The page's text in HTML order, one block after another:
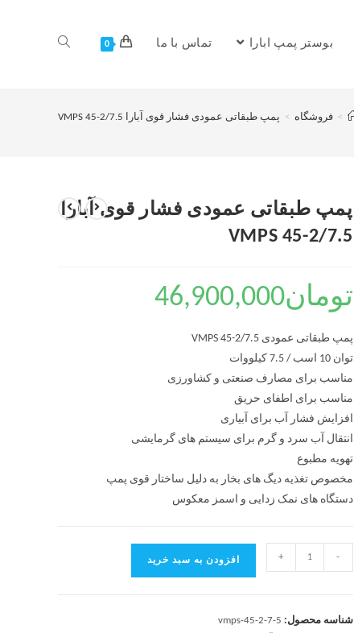
بوستر پمپ ابارا تماس با ما 0
> فروشگاه > پمپ طبقاتی عمودی فشار قوی آبارا VMPS 45-2/7.5
پمپ طبقاتی عمودی فشار قوی آبارا
VMPS 45-2/7.5
تومان46,900,000
پمپ طبقاتی عمودی VMPS 45-2/7.5
توان 10 اسب / 7.5 کیلووات
مناسب برای مصارف صنعتی و کشاورزی
مناسب برای اطفای حریق
افزایش فشار آب برای آبیاری
انتقال آب سرد و گرم برای سیستم های گرمایشی
تهویه مطبوع
مخصوص تغذیه دیگ های بخار به دلیل ساختار قوی پمپ
دستگاه های نمک زدایی و اسمز معکوس
-
+ افزودن به سبد خرید
شناسه محصول: vmps-45-2-7-5